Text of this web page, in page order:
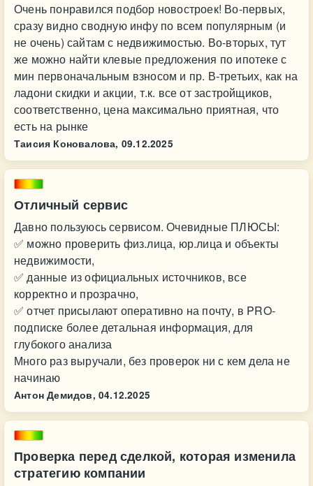
Очень понравился подбор новостроек! Во-первых,
сразу видно сводную инфу по всем популярным (и
не очень) сайтам с недвижимостью. Во-вторых, тут
же можно найти клевые предложения по ипотеке с
мин первоначальным взносом и пр. В-третьих, как на
ладони скидки и акции, т.к. все от застройщиков,
соответственно, цена максимально приятная, что
есть на рынке
Таисия Коновалова, 09.12.2025
Отличный сервис
Давно пользуюсь сервисом. Очевидные ПЛЮСЫ:
✅ можно проверить физ.лица, юр.лица и объекты
недвижимости,
✅ данные из официальных источников, все
корректно и прозрачно,
✅ отчет присылают оперативно на почту, в PRO-
подписке более детальная информация, для
глубокого анализа
Много раз выручали, без проверок ни с кем дела не
начинаю
Антон Демидов, 04.12.2025
Проверка перед сделкой, которая изменила
стратегию компании